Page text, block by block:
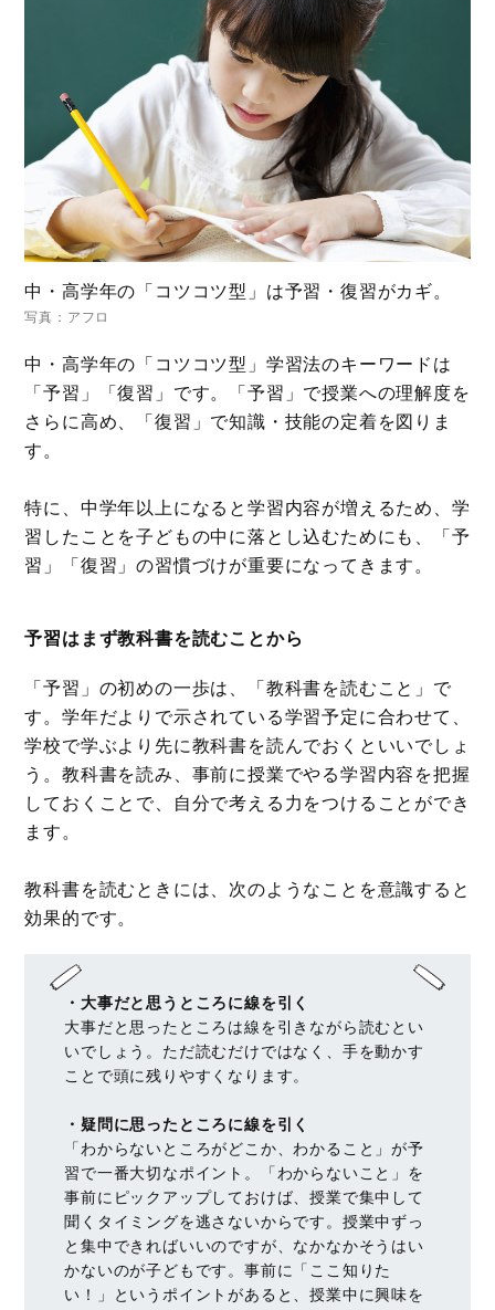
中・高学年の「コツコツ型」は予習・復習がカギ。
写真：アフロ
中・高学年の「コツコツ型」学習法のキーワードは
「予習」「復習」です。「予習」で授業への理解度を
さらに高め、「復習」で知識・技能の定着を図りま
す。
特に、中学年以上になると学習内容が増えるため、学
習したことを子どもの中に落とし込むためにも、「予
習」「復習」の習慣づけが重要になってきます。
予習はまず教科書を読むことから
「予習」の初めの一歩は、「教科書を読むこと」で
す。学年だよりで示されている学習予定に合わせて、
学校で学ぶより先に教科書を読んでおくといいでしょ
う。教科書を読み、事前に授業でやる学習内容を把握
しておくことで、自分で考える力をつけることができ
ます。
教科書を読むときには、次のようなことを意識すると
効果的です。
・大事だと思うところに線を引く
大事だと思ったところは線を引きながら読むとい
いでしょう。ただ読むだけではなく、手を動かす
ことで頭に残りやすくなります。
・疑問に思ったところに線を引く
「わからないところがどこか、わかること」が予
習で一番大切なポイント。「わからないこと」を
事前にピックアップしておけば、授業で集中して
聞くタイミングを逃さないからです。授業中ずっ
と集中できればいいのですが、なかなかそうはい
かないのが子どもです。事前に「ここ知りた
い！」というポイントがあると、授業中に興味を